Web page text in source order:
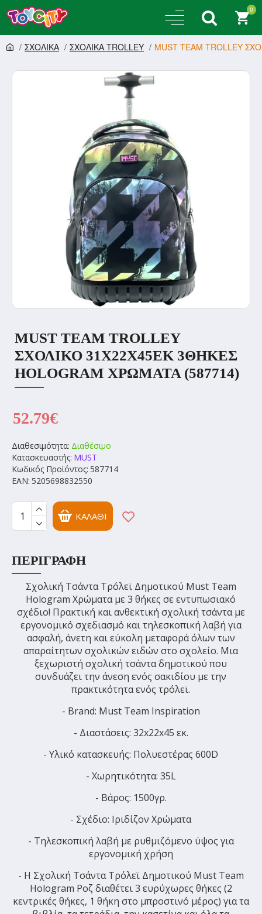
0
ΣΧΟΛΙΚΑ ΣΧΟΛΙΚΑ TROLLEY MUST TEAM TROLLEY
MUST TEAM TROLLEY
ΣΧΟΛΙΚΟ 31Χ22Χ45ΕΚ 3ΘΗΚΕΣ
HOLOGRAM ΧΡΩΜΑΤΑ (587714)
Διαθεσιμότητα: Διαθέσιμο
Κατασκευαστής: MUST
Κωδικός Προϊόντος: 587714
EAN: 5205698832550
52.79€
ΚΑΛΆΘΙ
ΠΕΡΙΓΡΑΦΉ
Σχολική Τσάντα Τρόλεϊ Δημοτικού Must Team
Hologram Χρώματα με 3 θήκες σε εντυπωσιακό
σχέδιο! Πρακτική και ανθεκτική σχολική τσάντα με
εργονομικό σχεδιασμό και τηλεσκοπική λαβή για
ασφαλή, άνετη και εύκολη μεταφορά όλων των
απαραίτητων σχολικών ειδών στο σχολείο. Μια
ξεχωριστή σχολική τσάντα δημοτικού που
συνδυάζει την άνεση ενός σακιδίου με την
πρακτικότητα ενός τρόλεϊ.
- Brand: Must Team Inspiration
- Διαστάσεις: 32x22x45 εκ.
- Υλικό κατασκευής: Πολυεστέρας 600D
- Χωρητικότητα: 35L
- Βάρος: 1500γρ.
- Σχέδιο: Ιριδίζον Χρώματα
- Τηλεσκοπική λαβή με ρυθμιζόμενο ύψος για
εργονομική χρήση
- Η Σχολική Τσάντα Τρόλεϊ Δημοτικού Must Team
Hologram Ροζ διαθέτει 3 ευρύχωρες θήκες (2
κεντρικές θήκες, 1 θήκη στο μπροστινό μέρος) για τα